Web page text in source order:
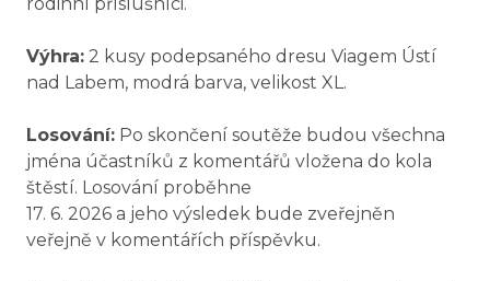
Výhra: 2 kusy podepsaného dresu Viagem Ústí
nad Labem, modrá barva, velikost XL.
Losování: Po skončení soutěže budou všechna
jména účastníků z komentářů vložena do kola
štěstí. Losování proběhne
17. 6. 2026 a jeho výsledek bude zveřejněn
veřejně v komentářích příspěvku.